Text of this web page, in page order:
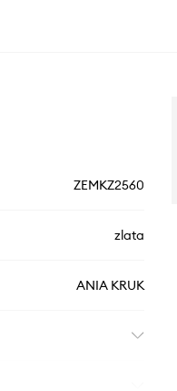
ZEMKZ2560
zlata
ANIA KRUK